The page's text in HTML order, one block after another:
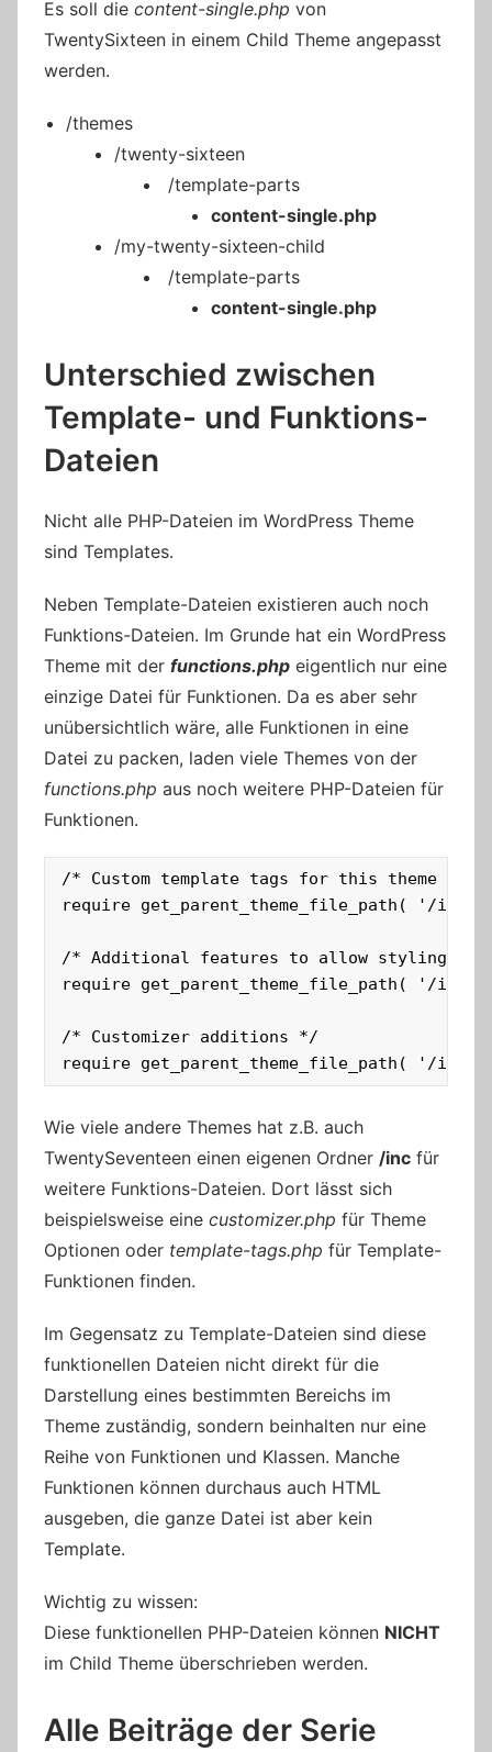
Es soll die content-single.php von
TwentySixteen in einem Child Theme angepasst
werden.
/themes
/twenty-sixteen
/template-parts
content-single.php
/my-twenty-sixteen-child
/template-parts
content-single.php
Unterschied zwischen
Template- und Funktions-
Dateien
Nicht alle PHP-Dateien im WordPress Theme
sind Templates.
Neben Template-Dateien existieren auch noch
Funktions-Dateien. Im Grunde hat ein WordPress
Theme mit der functions.php eigentlich nur eine
einzige Datei für Funktionen. Da es aber sehr
unübersichtlich wäre, alle Funktionen in eine
Datei zu packen, laden viele Themes von der
functions.php aus noch weitere PHP-Dateien für
Funktionen.
/* Custom template tags for this theme */
require get_parent_theme_file_path( '/inc/
/* Additional features to allow styling of
require get_parent_theme_file_path( '/inc/
/* Customizer additions */
require get_parent_theme_file_path( '/inc/
Wie viele andere Themes hat z.B. auch
TwentySeventeen einen eigenen Ordner /inc für
weitere Funktions-Dateien. Dort lässt sich
beispielsweise eine customizer.php für Theme
Optionen oder template-tags.php für Template-
Funktionen finden.
Im Gegensatz zu Template-Dateien sind diese
funktionellen Dateien nicht direkt für die
Darstellung eines bestimmten Bereichs im
Theme zuständig, sondern beinhalten nur eine
Reihe von Funktionen und Klassen. Manche
Funktionen können durchaus auch HTML
ausgeben, die ganze Datei ist aber kein
Template.
Wichtig zu wissen:
Diese funktionellen PHP-Dateien können NICHT
im Child Theme überschrieben werden.
Alle Beiträge der Serie